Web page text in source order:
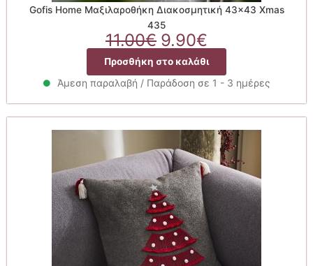
Gofis Home Μαξιλαροθήκη Διακοσμητική 43×43 Xmas
435
11.00€ Original
price
was:
11.00€.
9.90€
τρέχουσα
τιμή
είναι:
9.90€.
Προσθήκη στο καλάθι
Άμεση παραλαβή / Παράδοση σε 1 - 3 ημέρες